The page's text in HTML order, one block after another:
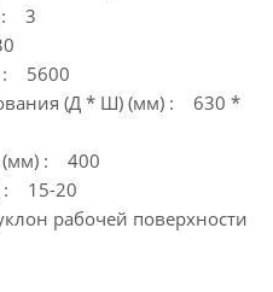
: 3
: 5600
(Д * Ш) (мм) : 630 *
(мм) : 400
: 15-20
рабочей поверхности